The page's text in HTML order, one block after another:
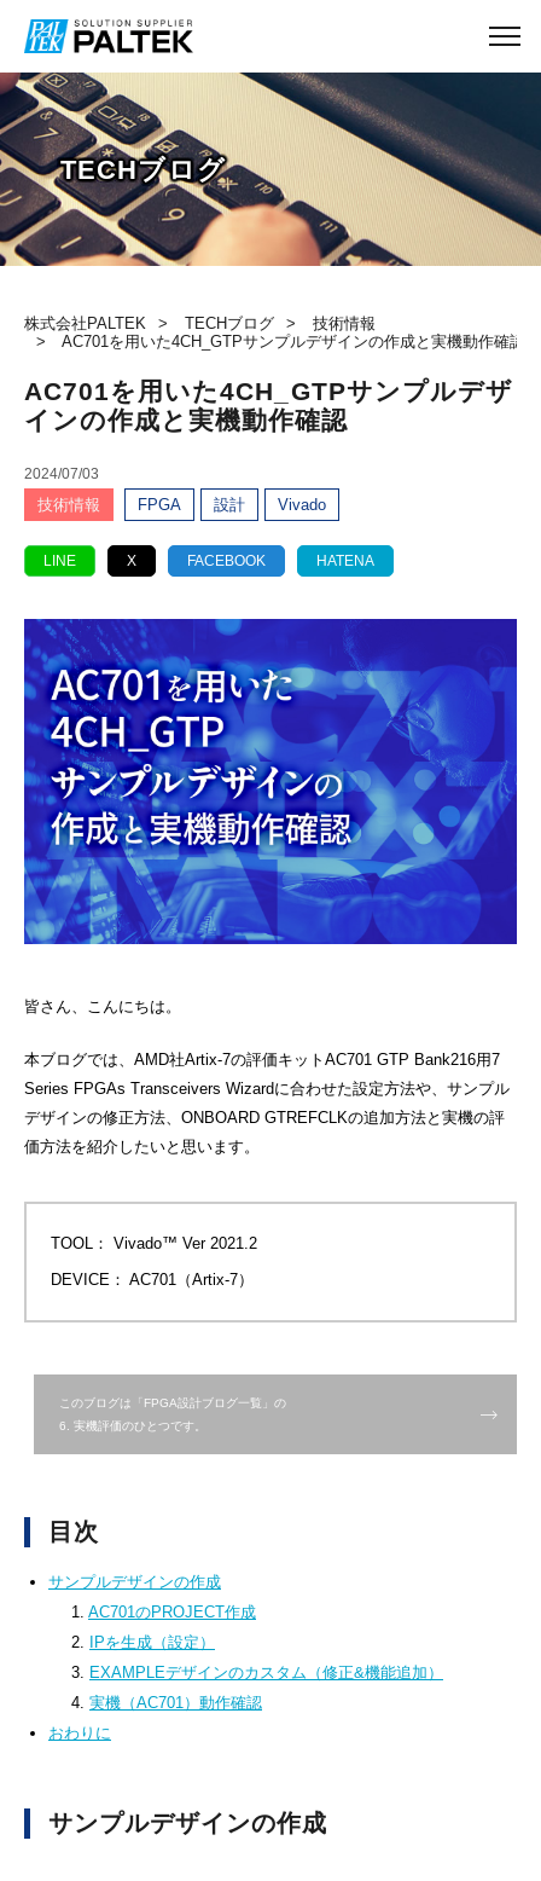
株式会社PALTEK TECHブログ
技術情報
AC701を用いた4CH_GTPサンプルデザインの作成と実機動作確認
TECHブログ
AC701を用いた4CH_GTPサンプルデザ
インの作成と実機動作確認
2024/07/03
技術情報 FPGA 設計 Vivado
LINE X FACEBOOK HATENA
皆さん、こんにちは。
本ブログでは、AMD社Artix-7の評価キットAC701 GTP Bank216用7
Series FPGAs Transceivers Wizardに合わせた設定方法や、サンプル
デザインの修正方法、ONBOARD GTREFCLKの追加方法と実機の評
価方法を紹介したいと思います。
TOOL
： Vivado™ Ver 2021.2
DEVICE ： AC701（Artix-7）
このブログは「FPGA設計ブログ一覧」の
6. 実機評価のひとつです。
目次
サンプルデザインの作成
1. AC701のPROJECT作成
2.
IPを生成（設定）
3. EXAMPLEデザインのカスタム（修正&機能追加）
4. 実機（AC701）動作確認
おわりに
サンプルデザインの作成